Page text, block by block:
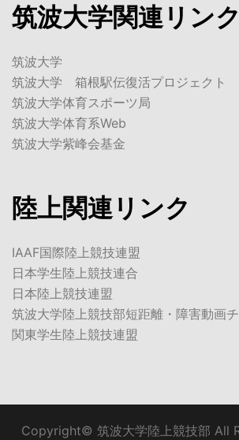
筑波大学関連リンク
筑波大学
筑波大学 箱根駅伝復活プロジェクト
筑波大学体育スポーツ局
筑波大学体育系Web
筑波大学紫峰会基金
陸上関連リンク
IAAF国際陸上競技連盟
日本学生陸上競技連合
日本陸上競技連盟
筑波大学陸上競技部短距離・障害動画
関東学生陸上競技連盟
Copyright© 筑波大学陸上競技部 All